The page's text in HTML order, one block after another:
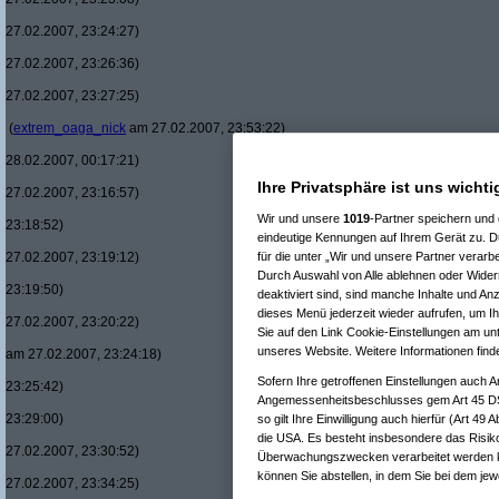
27.02.2007, 23:24:27)
27.02.2007, 23:26:36)
27.02.2007, 23:27:25)
(extrem_oaga_nick am 27.02.2007, 23:53:22)
28.02.2007, 00:17:21)
27.02.2007, 23:16:57)
23:18:52)
27.02.2007, 23:19:12)
23:19:50)
27.02.2007, 23:20:22)
am 27.02.2007, 23:24:18)
23:25:42)
23:29:00)
27.02.2007, 23:30:52)
27.02.2007, 23:34:25)
Ihre Privatsphäre ist uns
Wir und unsere 1019-Partner speichern und
eindeutige Kennungen auf Ihrem Gerät zu.
für die unter „Wir und unsere Partner
Durch Auswahl von Alle ablehnen oder
deaktiviert sind, sind manche Inhalte und
dieses Menü jederzeit wieder aufrufen, um
Sie auf den Link Cookie-Einstellungen am
unseres Website. Weitere Informationen
Sofern Ihre getroffenen Einstellungen auch
Angemessenheitsbeschlusses gem Art 45
so gilt Ihre Einwilligung auch hierfür (Art 49
die USA. Es besteht insbesondere das
Überwachungszwecken verarbeitet werden
können Sie abstellen, in dem Sie bei dem